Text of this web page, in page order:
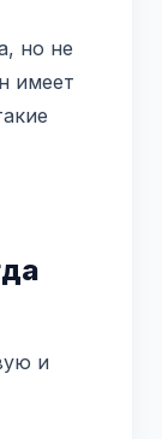
но не
имеет
и